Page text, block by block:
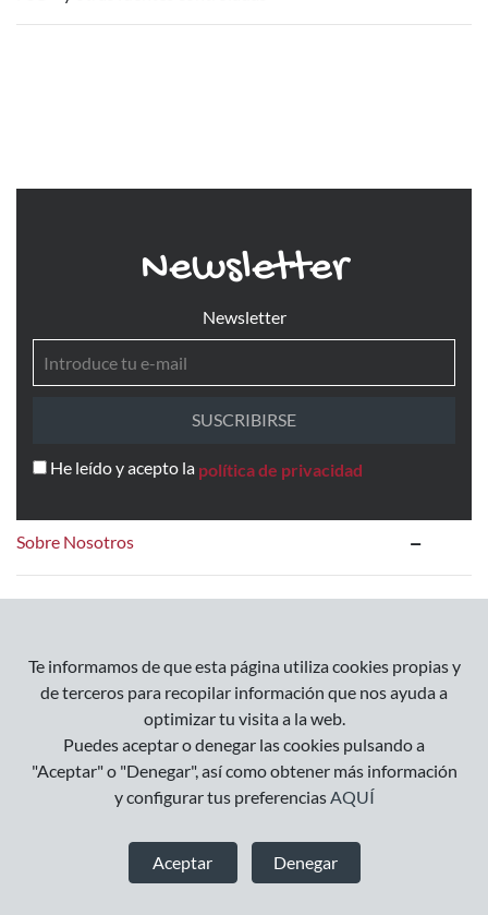
Newsletter
Newsletter
SUSCRIBIRSE
He leído y acepto la política de privacidad
Sobre Nosotros
Contacto
Información
Preguntas Frecuentes
Cómo trabajamos
Te informamos de que esta página utiliza cookies propias y
de terceros para recopilar información que nos ayuda a
optimizar tu visita a la web.
Puedes aceptar o denegar las cookies pulsando a
"Aceptar" o "Denegar", así como obtener más información
y configurar tus preferenciasAQUÍ
Aceptar Denegar